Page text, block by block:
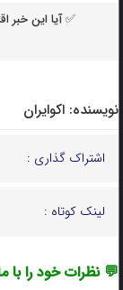
✅ آیا این خبر
نویسنده: اکوایران
اشتراک گذاری :
لینک کوتاه :
💬 نظرات خود را با